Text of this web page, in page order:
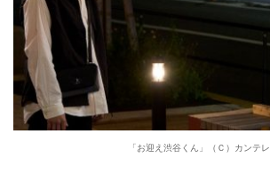
「お迎え渋谷くん」（Ｃ）カンテレ